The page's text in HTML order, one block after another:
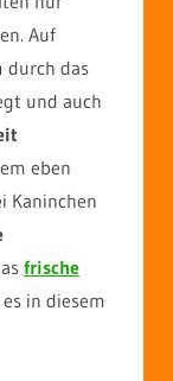
Auf
durch das
und auch
eben
Kaninchen
frische
in diesem